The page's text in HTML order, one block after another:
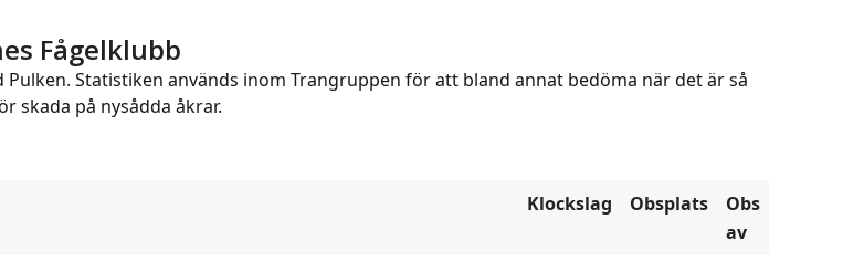
Fågelklubb
Statistiken används inom Trangruppen för att bland annat bedöma när det är så
skada på nysådda åkrar.
Klockslag Obsplats
Obs
av